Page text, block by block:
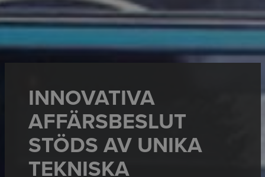
INNOVATIVA
AFFÄRSBESLUT
STÖDS AV UNIKA
TEKNISKA